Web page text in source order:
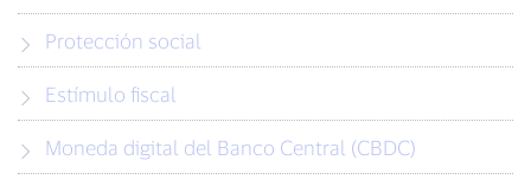
Protección social
Estímulo fiscal
Moneda digital del Banco Central (CBDC)